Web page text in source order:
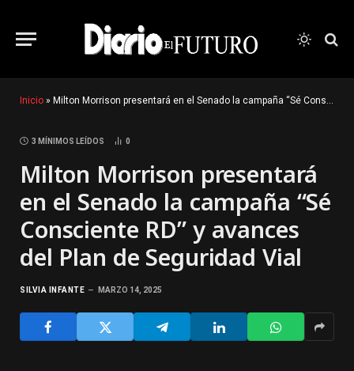
Inicio » Milton Morrison presentará en el Senado la campaña “Sé Consciente RD” y avances del Plan de Seguridad Vial
3 MÍNIMOS LEÍDOS 0
Milton Morrison presentará
en el Senado la campaña “Sé
Consciente RD” y avances
del Plan de Seguridad Vial
SILVIA INFANTE MARZO 14, 2025